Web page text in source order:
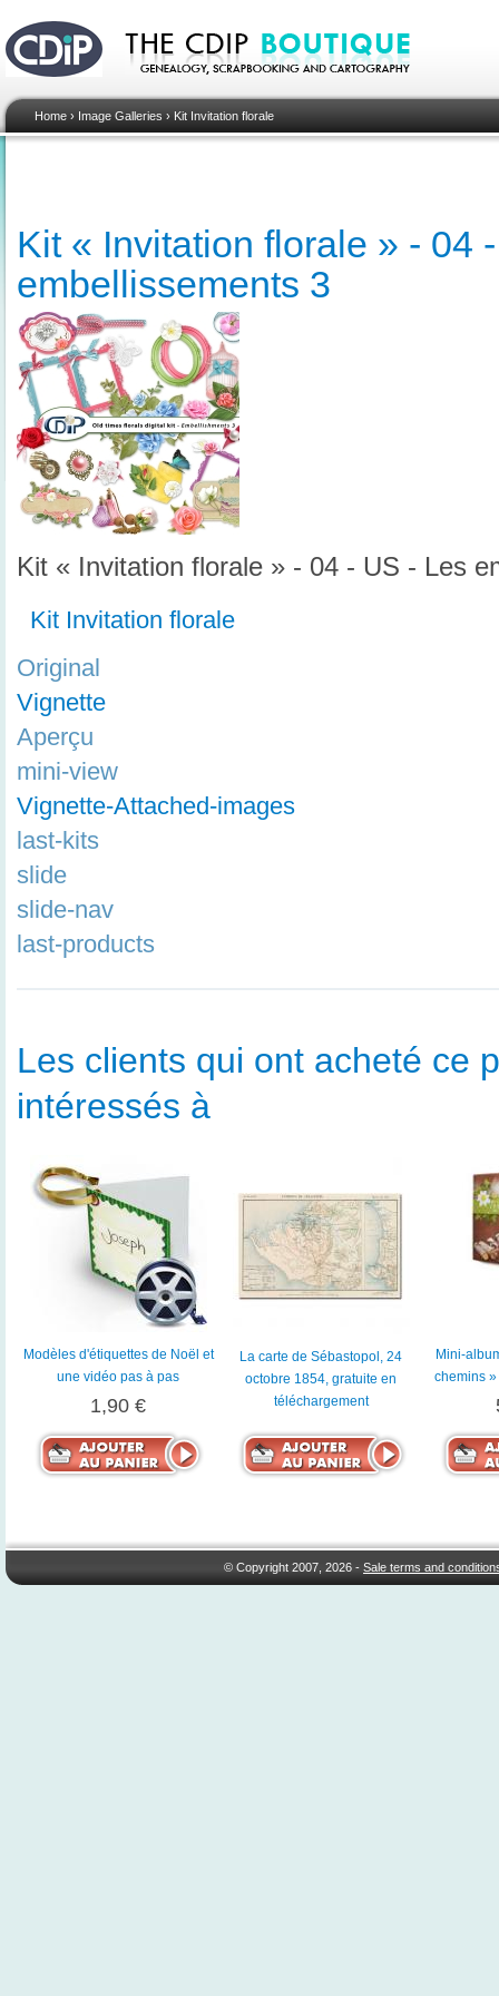
Home › Image Galleries › Kit Invitation florale
Kit « Invitation florale » - 04
embellissements 3
Kit « Invitation florale » - 04 - US - Les
Kit Invitation florale
Original
Vignette
Aperçu
mini-view
Vignette-Attached-images
last-kits
slide
slide-nav
last-products
Les clients qui ont acheté ce
intéressés à
Modèles d'étiquettes de Noël et
une vidéo pas à pas
1,90 €
La carte de Sébastopol, 24
octobre 1854, gratuite en
téléchargement
Mini-
chemins
© Copyright 2007, 2026 -Sale terms and